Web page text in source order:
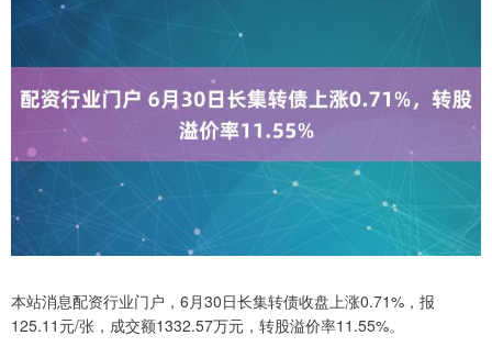
本站消息配资行业门户，6月30日长集转债收盘上涨0.71%，报
125.11元/张，成交额1332.57万元，转股溢价率11.55%。